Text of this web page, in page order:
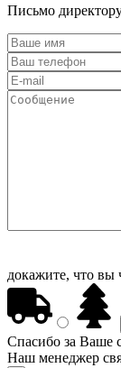
Письмо
докажите, что вы
Спасибо за Ваше
Наш менеджер